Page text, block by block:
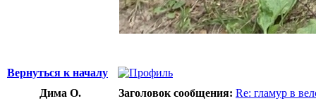
Вернуться к началу
Дима О.
Заголовок сообщения: Re: гламур в